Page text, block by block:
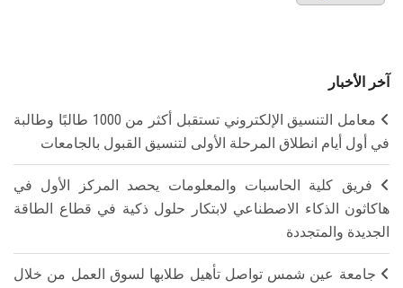
آخر الأخبار
معامل التنسيق الإلكتروني تستقبل أكثر من 1000 طالبًا وطالبة
في أول أيام انطلاق المرحلة الأولى لتنسيق القبول بالجامعات
فريق كلية الحاسبات والمعلومات يحصد المركز الأول في
هاكاثون الذكاء الاصطناعي لابتكار حلول ذكية في قطاع الطاقة
الجديدة والمتجددة
جامعة عين شمس تواصل تأهيل طلابها لسوق العمل من خلال